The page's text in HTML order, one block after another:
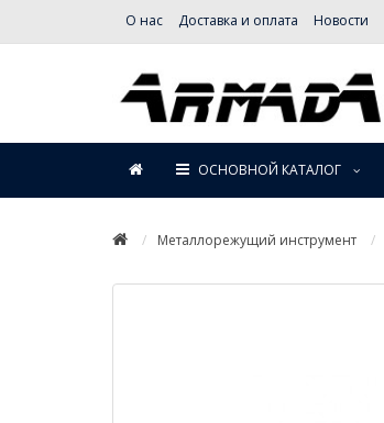
О нас Доставка и оплата Новости
ОСНОВНОЙ КАТАЛОГ
Металлорежущий инструмент